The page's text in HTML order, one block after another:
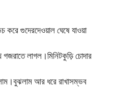
করে গুদেরদেওয়াল ঘেষে যাওয়া
লাগল।মিনিটকুড়ি চোদার
আর ধরে রাখাসম্ভব